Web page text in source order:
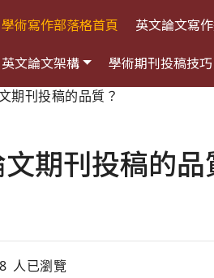
學術寫作部落格首頁 英文論文寫
英文論文架構
學術期刊投稿技巧
期刊投稿的品質？
期刊投稿的品
人已瀏覽